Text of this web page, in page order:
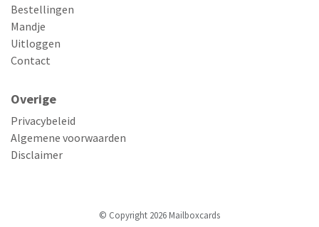
Bestellingen
Mandje
Uitloggen
Contact
Overige
Privacybeleid
Algemene voorwaarden
Disclaimer
© Copyright 2026 Mailboxcards